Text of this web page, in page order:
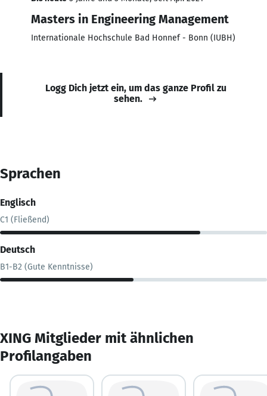
Masters in Engineering Management
Internationale Hochschule Bad Honnef - Bonn (IUBH)
Logg Dich jetzt ein, um das ganze Profil zu
sehen.
Sprachen
Englisch
C1 (Fließend)
Deutsch
B1-B2 (Gute Kenntnisse)
XING Mitglieder mit ähnlichen
Profilangaben